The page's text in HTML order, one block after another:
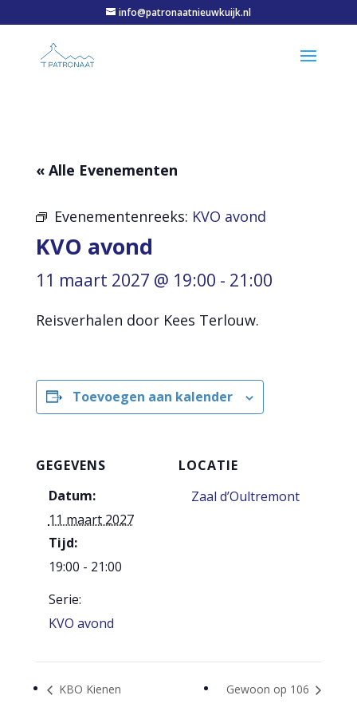
info@patronaatnieuwkuijk.nl
« Alle Evenementen
Evenementenreeks: KVO avond
KVO avond
11 maart 2027 @ 19:00 - 21:00
Reisverhalen door Kees Terlouw.
Toevoegen aan kalender
GEGEVENS
Datum:
11 maart 2027
Tijd:
19:00 - 21:00
Serie:
KVO avond
LOCATIE
Zaal d’Oultremont
KBO Kienen Gewoon op 106